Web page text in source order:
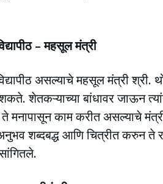
– महसूल मंत्री
असल्याचे महसूल मंत्री श्री.
शेतकऱ्याच्या बांधावर जाऊन
काम करीत असल्याचे मंत्री
शब्दबद्ध आणि चित्रीत करुन ते